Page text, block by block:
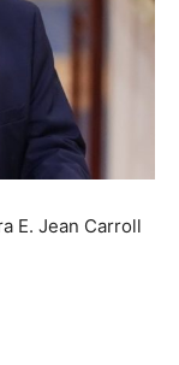
E. Jean Carroll